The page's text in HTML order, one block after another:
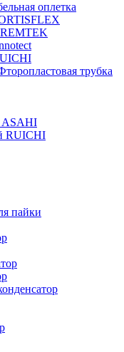
оплетка
трубка
RUICHI
пайки